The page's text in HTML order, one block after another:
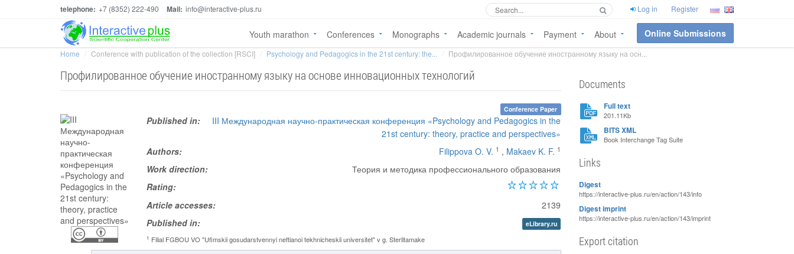
telephone: +7 (8352) 222-490 Mail: info@interactive-plus.ru Log in Register
Youth marathon Conferences Monographs Academic journals Payment About Online Submissions
Home Conference with publication of the collection [RSCI] Psychology and Pedagogics in the 21st century: the... Профилированное обучение иностранному языку на осн...
Профилированное обучение иностранному языку на основе инновационных технологий
Conference Paper
Published in:
III Международная научно-практическая конференция «Psychology and Pedagogics in the
21st century: theory, practice and perspectives»
Authors:
Filippova O. V. 1 , Makaev K. F. 1
Work direction:
Теория и методика профессионального образования
Rating:
Article accesses:
2139
Published in:
eLibrary.ru
1 Filial FGBOU VO "Ufimskii gosudarstvennyi neftianoi tekhnicheskii universitet" v g. Sterlitamake
Documents
Full text
201.11Kb
BITS XML
Book Interchange Tag Suite
Links
Digest
https://interactive-plus.ru/en/action/143/info
Digest imprint
https://interactive-plus.ru/en/action/143/imprint
Export citation